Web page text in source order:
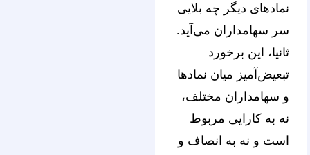
نمادهای دیگر چه بلایی
سر سهامداران می‌آید.
ثانیا، این برخورد
تبعیض‌آمیز میان نمادها
و سهامداران مختلف،
نه به کارایی مربوط
است و نه به انصاف و